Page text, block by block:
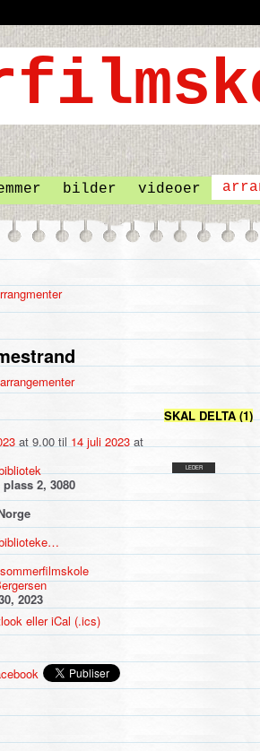
bilder videoer
at 9.00 til 14 juli 2023 at
2, 3080
sommerfilmskole
2023
eller iCal (.ics)
SKAL DELTA (1)
LEDER